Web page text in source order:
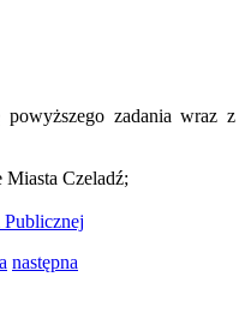
powyższego zadania wraz z
Miasta Czeladź;
następna